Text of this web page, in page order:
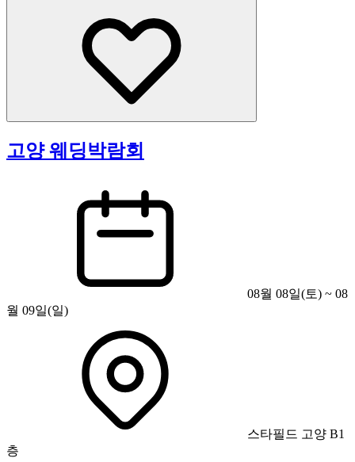
고양 웨딩박람회
08월 08일(토) ~ 08
월 09일(일)
스타필드 고양 B1
층